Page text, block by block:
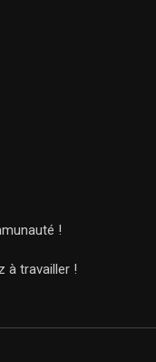
!
à travailler !